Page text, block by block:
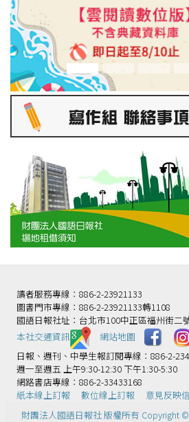
讀者服務專線：886-2-23921133
圖書門市專線：886-2-23921133轉1108
國語日報社址：台北市100中正區福州街二
本社交通資訊️
網站地圖
日報、週刊、中學生報訂閱專線：886-2-
週一至週五 上午9:30-12:30 下午1:30-5:30
網路書店專線：886-2-33433168
紙本線上訂報
數位線上訂報
意見反映
財團法人國語日報社 版權所有 Copyright